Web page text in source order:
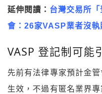
延伸閱讀： 台灣交易所
會：26家VASP業者沒執
VASP 登記制可能
先前有法律專家預計金
生效，不過有匿名業界